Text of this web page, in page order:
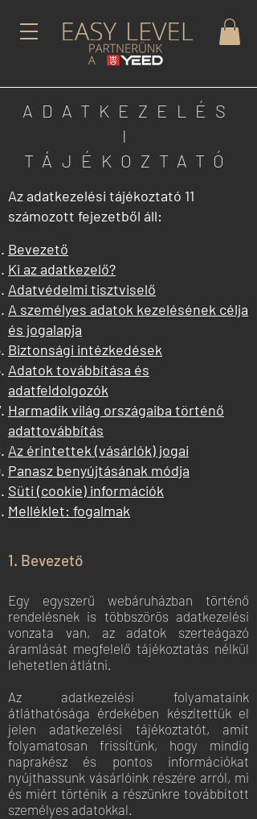
ADATKEZELÉS
I
TÁJÉKOZTATÓ
Az adatkezelési tájékoztató 11
számozott fejezetből áll:
Bevezető
Ki az adatkezelő?
Adatvédelmi tisztviselő
A személyes adatok kezelésének célja
és jogalapja
Biztonsági intézkedések
Adatok továbbítása és
adatfeldolgozók
Harmadik világ országaiba történő
adattovábbítás
Az érintettek (vásárlók) jogai
Panasz benyújtásának módja
Süti (cookie) információk
Melléklet: fogalmak
1. Bevezető
Egy egyszerű webáruházban történő
rendelésnek is többszörös adatkezelési
vonzata van, az adatok szerteágazó
áramlását megfelelő tájékoztatás nélkül
lehetetlen átlátni.
Az adatkezelési folyamataink
átláthatósága érdekében készítettük el
jelen adatkezelési tájékoztatót, amit
folyamatosan frissítünk, hogy mindig
naprakész és pontos információkat
nyújthassunk vásárlóink részére arról, mi
és miért történik a részünkre továbbított
személyes adatokkal.